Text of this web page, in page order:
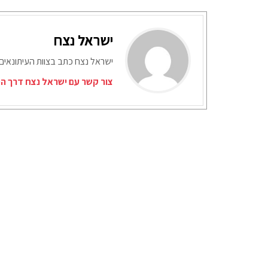
ישראל נצח
ישראל נצח כתב בצוות
צור קשר עם ישראל נצח דרך